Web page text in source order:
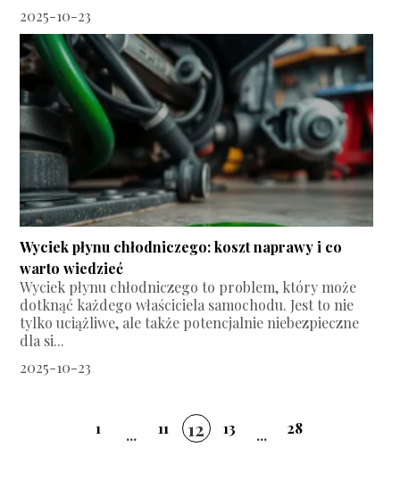
2025-10-23
Wyciek płynu chłodniczego: koszt naprawy i co
warto wiedzieć
Wyciek płynu chłodniczego to problem, który może
dotknąć każdego właściciela samochodu. Jest to nie
tylko uciążliwe, ale także potencjalnie niebezpieczne
dla si...
2025-10-23
1 ... 11 12 13 ... 28